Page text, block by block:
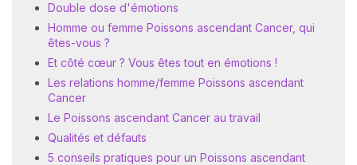
Double dose d'émotions
Homme ou femme Poissons ascendant Cancer, qui
êtes-vous ?
Et côté cœur ? Vous êtes tout en émotions !
Les relations homme/femme Poissons ascendant
Cancer
Le Poissons ascendant Cancer au travail
Qualités et défauts
5 conseils pratiques pour un Poissons ascendant